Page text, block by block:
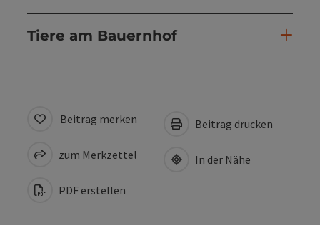
Tiere am Bauernhof
Beitrag merken
zum Merkzettel
PDF erstellen
Beitrag drucken
In der Nähe